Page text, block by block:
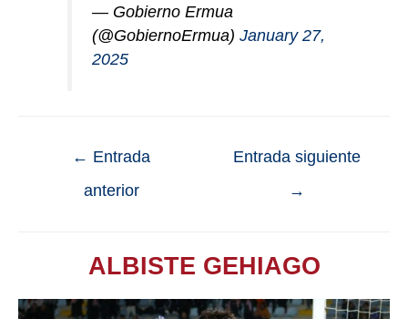
— Gobierno Ermua
(@GobiernoErmua) January 27,
2025
← Entrada
anterior
Entrada siguiente
→
ALBISTE GEHIAGO